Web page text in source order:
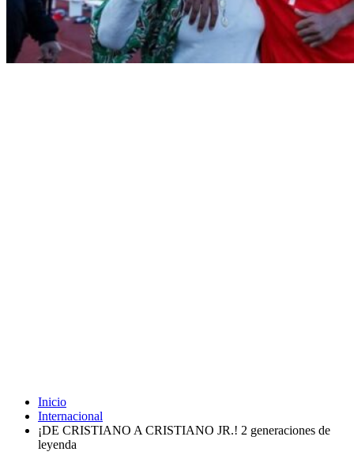
Inicio
Internacional
¡DE CRISTIANO A CRISTIANO JR.! 2 generaciones de
leyenda